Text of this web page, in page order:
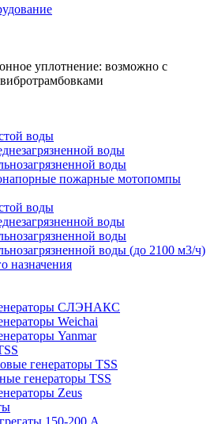
уплотнение: возможно с
воды
воды
воды
пожарные мотопомпы
воды
воды
воды
воды (до 2100 м3/ч)
назначения
СЛЭНАКС
Weichai
Yanmar
генераторы TSS
генераторы TSS
Zeus